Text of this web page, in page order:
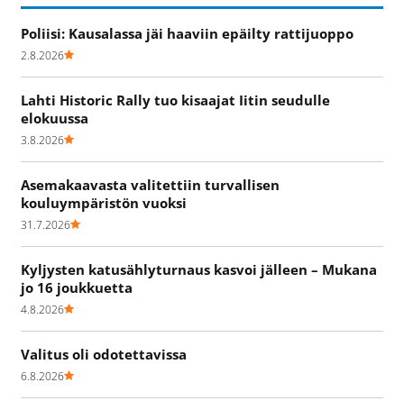
Poliisi: Kausalassa jäi haaviin epäilty rattijuoppo
2.8.2026
Lahti Historic Rally tuo kisaajat Iitin seudulle
elokuussa
3.8.2026
Asemakaavasta valitettiin turvallisen
kouluympäristön vuoksi
31.7.2026
Kyljysten katusählyturnaus kasvoi jälleen – Mukana
jo 16 joukkuetta
4.8.2026
Valitus oli odotettavissa
6.8.2026